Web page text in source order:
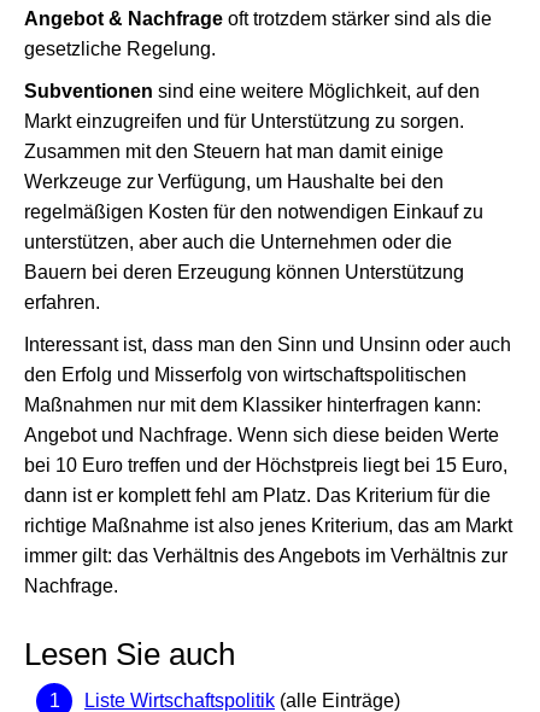
Angebot & Nachfrage oft trotzdem stärker sind als die
gesetzliche Regelung.
Subventionen sind eine weitere Möglichkeit, auf den
Markt einzugreifen und für Unterstützung zu sorgen.
Zusammen mit den Steuern hat man damit einige
Werkzeuge zur Verfügung, um Haushalte bei den
regelmäßigen Kosten für den notwendigen Einkauf zu
unterstützen, aber auch die Unternehmen oder die
Bauern bei deren Erzeugung können Unterstützung
erfahren.
Interessant ist, dass man den Sinn und Unsinn oder auch
den Erfolg und Misserfolg von wirtschaftspolitischen
Maßnahmen nur mit dem Klassiker hinterfragen kann:
Angebot und Nachfrage. Wenn sich diese beiden Werte
bei 10 Euro treffen und der Höchstpreis liegt bei 15 Euro,
dann ist er komplett fehl am Platz. Das Kriterium für die
richtige Maßnahme ist also jenes Kriterium, das am Markt
immer gilt: das Verhältnis des Angebots im Verhältnis zur
Nachfrage.
Lesen Sie auch
Liste Wirtschaftspolitik (alle Einträge)